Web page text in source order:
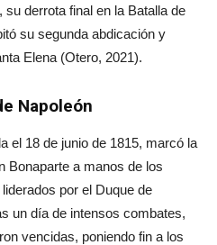
derrota final en la Batalla de
su segunda abdicación y
Elena (Otero, 2021).
Napoleón
el 18 de junio de 1815, marcó la
Bonaparte a manos de los
por el Duque de
un día de intensos combates,
vencidas, poniendo fin a los